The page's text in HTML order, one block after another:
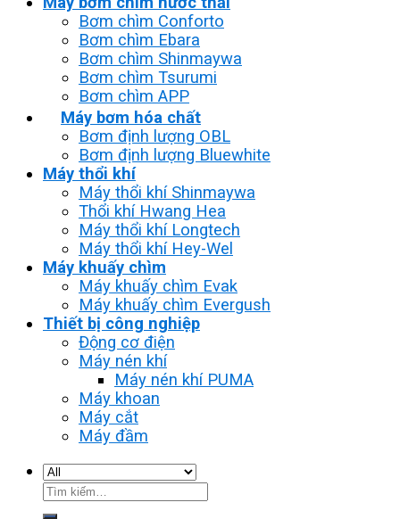
Bơm chìm Conforto
Bơm chìm Ebara
Bơm chìm Shinmaywa
Bơm chìm Tsurumi
Bơm chìm APP
Máy bơm hóa chất
Bơm định lượng OBL
Bơm định lượng Bluewhite
Máy thổi khí
Máy thổi khí Shinmaywa
Thổi khí Hwang Hea
Máy thổi khí Longtech
Máy thổi khí Hey-Wel
Máy khuấy chìm
Máy khuấy chìm Evak
Máy khuấy chìm Evergush
Thiết bị công nghiệp
Động cơ điện
Máy nén khí
Máy nén khí PUMA
Máy khoan
Máy cắt
Máy đầm
Tìm